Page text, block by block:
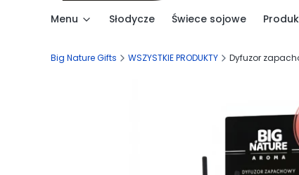
Menu Słodycze Świece sojowe
Big Nature Gifts WSZYSTKIE PRODUKTY Dyfuzor